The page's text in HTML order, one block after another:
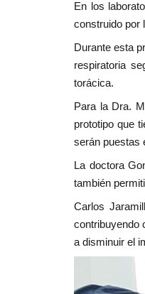
En los
construido por
Durante esta
respiratoria
torácica.
Para la Dra.
prototipo que
serán puestas
La doctora
también
Carlos
contribuyendo
a disminuir el